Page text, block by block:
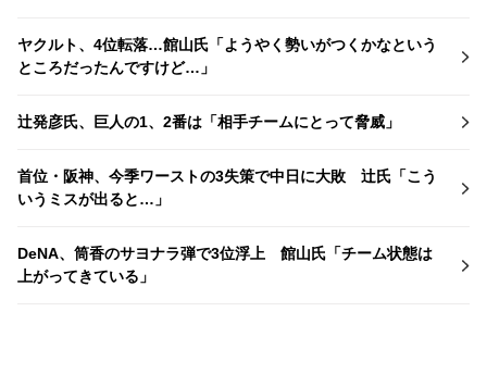
ヤクルト、4位転落…館山氏「ようやく勢いがつくかなという
ところだったんですけど…」
辻発彦氏、巨人の1、2番は「相手チームにとって脅威」
首位・阪神、今季ワーストの3失策で中日に大敗 辻氏「こう
いうミスが出ると…」
DeNA、筒香のサヨナラ弾で3位浮上 館山氏「チーム状態は
上がってきている」